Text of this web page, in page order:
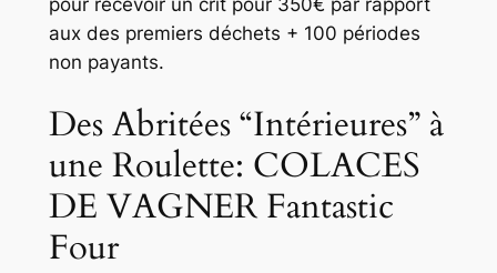
aux des premiers déchets + 100 périodes
non payants.
Des Abritées “Intérieures” à
une Roulette: COLACES
DE VAGNER Fantastic
Four